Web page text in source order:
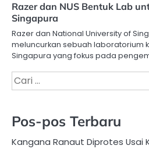
Razer dan NUS Bentuk Lab
Singapura
Razer dan National University of
meluncurkan sebuah laboratorium
Singapura yang fokus pada
Cari
untuk:
Pos-pos Terbaru
Kangana Ranaut Diprotes Usai